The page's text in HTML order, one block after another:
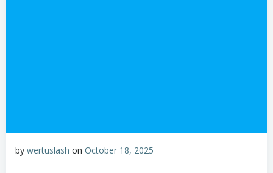
by wertuslash on October 18, 2025